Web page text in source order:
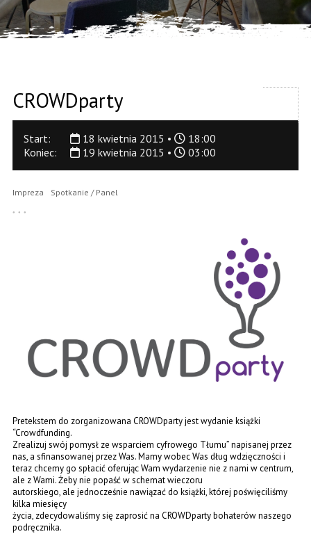
CROWDparty
Start: 18 kwietnia 2015 •
18:00
Koniec:
19 kwietnia 2015 • 03:00
Impreza Spotkanie / Panel
Pretekstem do zorganizowana CROWDparty jest wydanie książki
“Crowdfunding.
Zrealizuj swój pomysł ze wsparciem cyfrowego Tłumu” napisanej przez
nas, a sfinansowanej przez Was. Mamy wobec Was dług wdzięczności i
teraz chcemy go spłacić oferując Wam wydarzenie nie z nami w centrum,
ale z Wami. Żeby nie popaść w schemat wieczoru
autorskiego, ale jednocześnie nawiązać do książki, której poświęciliśmy
kilka miesięcy
życia, zdecydowaliśmy się zaprosić na CROWDparty bohaterów naszego
podręcznika.